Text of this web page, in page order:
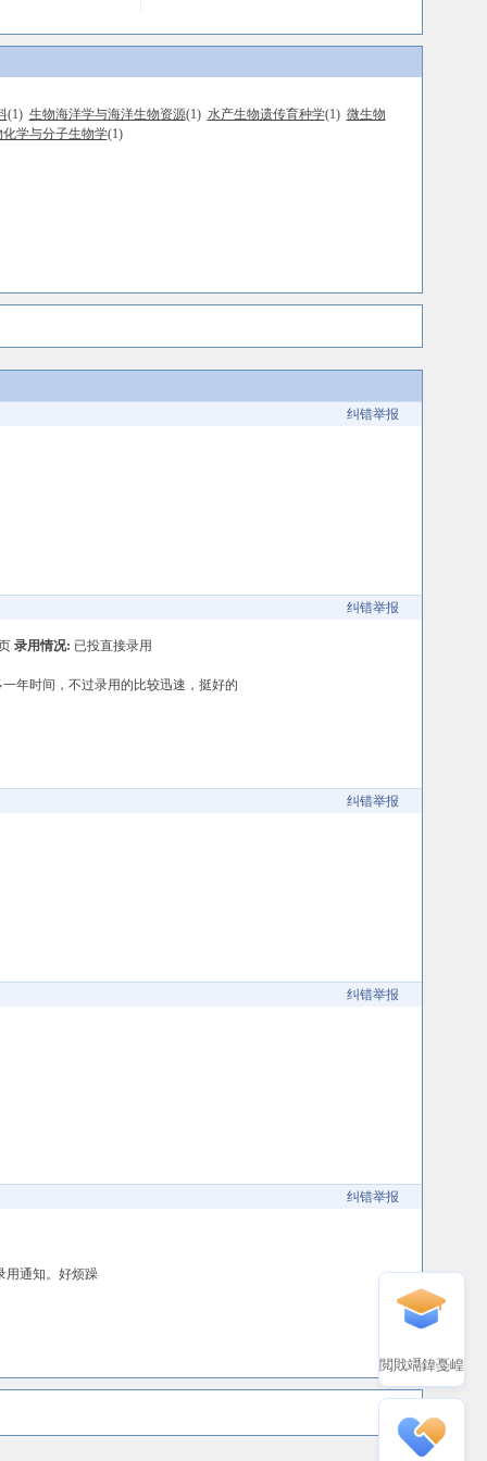
(1) 生物海洋学与海洋生物资源(1) 水产生物遗传育种学(1) 微生物
学与分子生物学(1)
纠错举报
纠错举报
录用情况: 已投直接录用
年时间，不过录用的比较迅速，挺好的
纠错举报
纠错举报
纠错举报
用通知。好烦躁
閲戝竵鍏戞崲